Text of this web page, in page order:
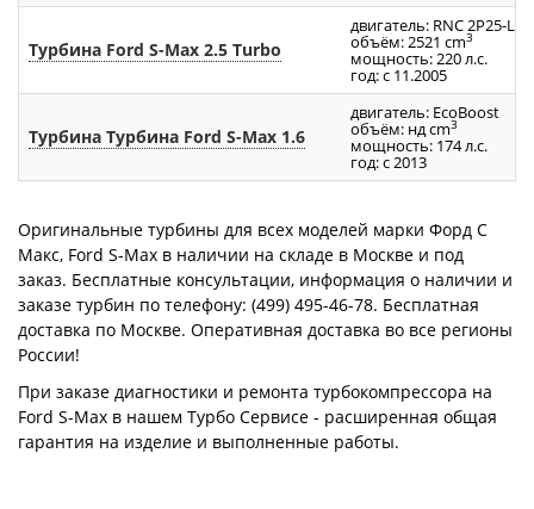
Турбина Ford S-Max 2.5 Turbo
двигатель: RNC 2P25-LT
объём: 2521 cm3
мощность: 220 л.с.
год: с 11.2005
Турбина Турбина Ford S-Max 1.6
двигатель: EcoBoost
объём: нд cm3
мощность: 174 л.с.
год: с 2013
Оригинальные турбины для всех моделей марки Форд С
Макс, Ford S-Max в наличии на складе в Москве и под
заказ. Бесплатные консультации, информация о наличии и
заказе турбин по телефону: (499) 495-46-78. Бесплатная
доставка по Москве. Оперативная доставка во все регионы
России!
При заказе диагностики и ремонта турбокомпрессора на
Ford S-Max в нашем Турбо Сервисе - расширенная общая
гарантия на изделие и выполненные работы.